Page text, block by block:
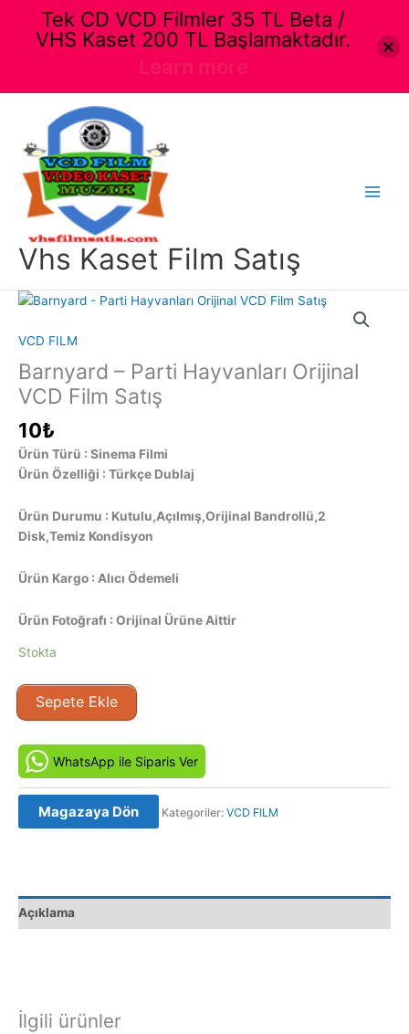
Vhs Kaset Film Satış
VCD FILM
Barnyard – Parti Hayvanları Orijinal
VCD Film Satış
10₺
Ürün Türü : Sinema Filmi
Ürün Özelliği : Türkçe Dublaj
Ürün Durumu : Kutulu,Açılmış,Orijinal Bandrollü,2
Disk,Temiz Kondisyon
Ürün Kargo : Alıcı Ödemeli
Ürün Fotoğrafı : Orijinal Ürüne Aittir
Stokta
Barnyard
-
Hayvanları
Orijinal
VCD
Film
Sepete Ekle
WhatsApp ile Siparis Ver
Magazaya Dön Kategoriler: VCD FILM
Açıklama
İlgili ürünler
Tek CD VCD Filmler 35 TL Beta /
VHS Kaset 200 TL Başlamaktadır.
Learn more